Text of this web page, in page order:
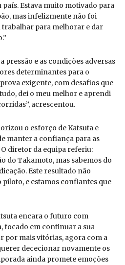
Estava muito motivado para
mas infelizmente não foi
trabalhar para melhorar e dar
pressão e as condições adversas
determinantes para o
exigente, com desafios que
dei o meu melhor e aprendi
acrescentou.
o esforço de Katsuta e
manter a confiança para as
diretor da equipa referiu:
do Takamoto, mas sabemos do
Este resultado não
e estamos confiantes que
encara o futuro com
focado em continuar a sua
por mais vitórias, agora com a
dececionar novamente os
ainda promete emoções